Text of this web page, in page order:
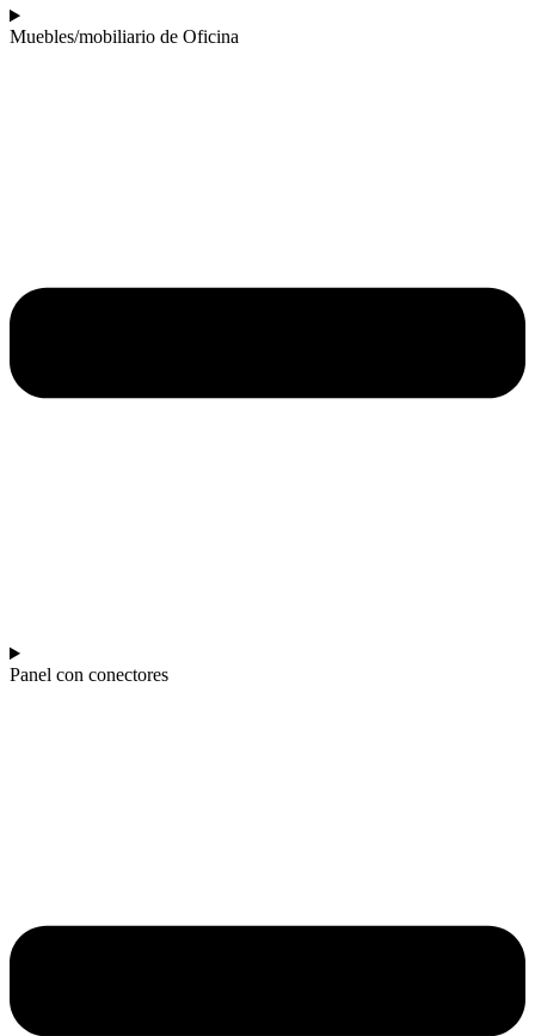
Muebles/mobiliario de Oficina
Panel con conectores